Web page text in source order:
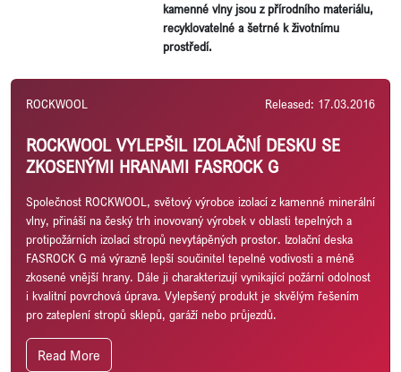
kamenné vlny jsou z přírodního materiálu,
recyklovatelné a šetrné k životnímu
prostředí.
ROCKWOOL Released: 17.03.2016
ROCKWOOL VYLEPŠIL IZOLAČNÍ DESKU SE
ZKOSENÝMI HRANAMI FASROCK G
Společnost ROCKWOOL, světový výrobce izolací z kamenné minerální
vlny, přináší na český trh inovovaný výrobek v oblasti tepelných a
protipožárních izolací stropů nevytápěných prostor. Izolační deska
FASROCK G má výrazně lepší součinitel tepelné vodivosti a méně
zkosené vnější hrany. Dále ji charakterizují vynikající požární odolnost
i kvalitní povrchová úprava. Vylepšený produkt je skvělým řešením
pro zateplení stropů sklepů, garáží nebo průjezdů.
Read More